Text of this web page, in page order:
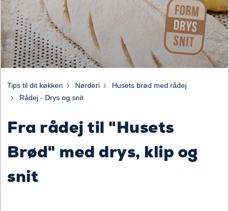
Tips til dit køkken Nørderi
Husets brød med rådej
Rådej - Drys og snit
Fra rådej til "Husets
Brød" med drys, klip og
snit